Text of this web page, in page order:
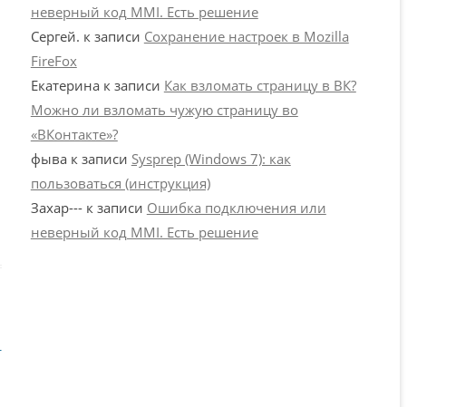
неверный код MMI. Есть решение
Сергей. к записи Сохранение настроек в Mozilla
FireFox
Екатеринак записи Как взломать страницу в ВК?
Можно ли взломать чужую страницу во
«ВКонтакте»?
фывак записи Sysprep (Windows 7): как
пользоваться (инструкция)
Захар---к записи Ошибка подключения или
неверный код MMI. Есть решение